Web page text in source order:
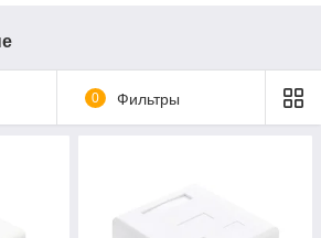
0 Фильтры